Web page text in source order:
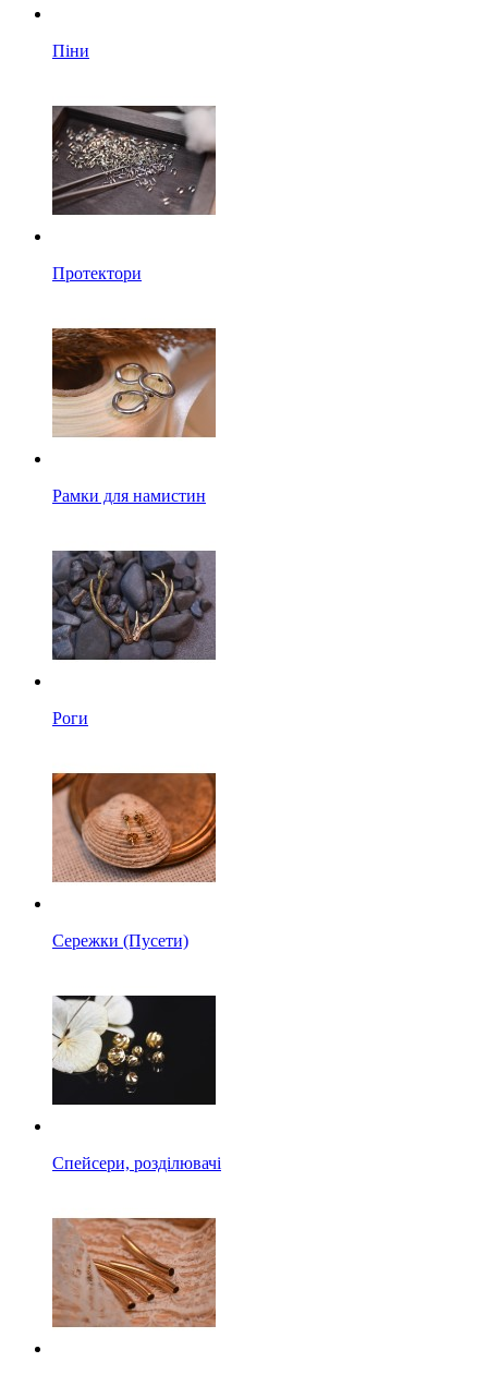
Піни
Протектори
Рамки для намистин
Роги
Сережки (Пусети)
Спейсери, розділювачі